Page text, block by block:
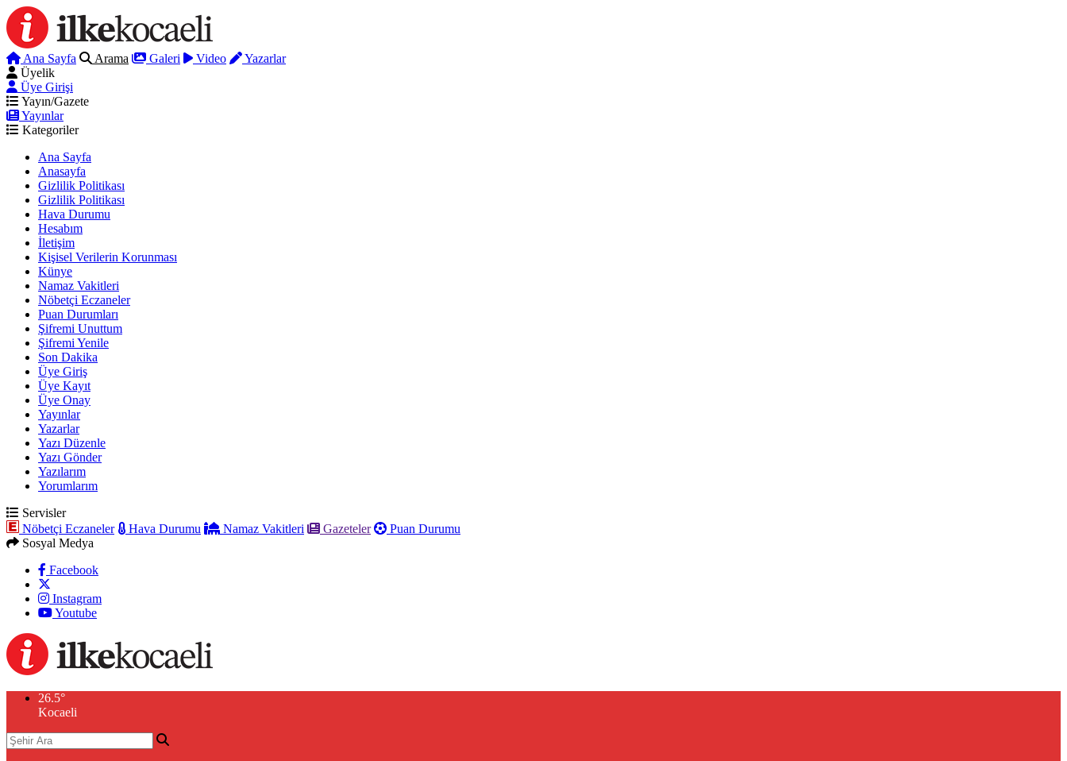
Ana Sayfa Arama Galeri Video
Yazarlar
Üyelik
Üye Girişi
Yayın/Gazete
Yayınlar
Kategoriler
Ana Sayfa
Anasayfa
Gizlilik Politikası
Gizlilik Politikası
Hava Durumu
Hesabım
İletişim
Kişisel Verilerin Korunması
Künye
Namaz Vakitleri
Nöbetçi Eczaneler
Puan Durumları
Şifremi Unuttum
Şifremi Yenile
Son Dakika
Üye Giriş
Üye Kayıt
Üye Onay
Yayınlar
Yazarlar
Yazı Düzenle
Yazı Gönder
Yazılarım
Yorumlarım
Servisler
Nöbetçi Eczaneler
Hava Durumu Namaz Vakitleri Gazeteler
Puan Durumu
Sosyal Medya
Facebook
Instagram
Youtube
26.5°
Kocaeli